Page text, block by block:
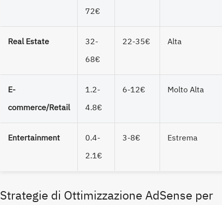
72€
Real Estate
32-
68€
22-35€ Alta
E-
commerce/Retail
1.2-
4.8€
6-12€ Molto Alta
Entertainment
0.4-
2.1€
3-8€ Estrema
Strategie di Ottimizzazione AdSense per